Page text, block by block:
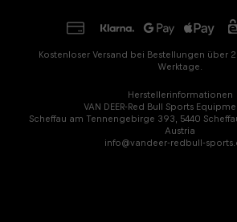
Kostenloser Versand bei Bestellungen über
Werktage.
Herstellerinformationen
VAN DEER-Red Bull Sports
Scheffau am Tennengebirge 393, 5440
Austria
info@vandeer-redbull-